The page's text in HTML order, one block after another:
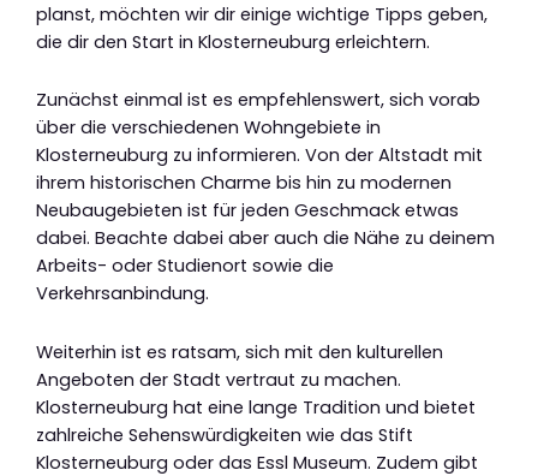
planst, möchten wir dir einige wichtige Tipps geben,
die dir den Start in Klosterneuburg erleichtern.
Zunächst einmal ist es empfehlenswert, sich vorab
über die verschiedenen Wohngebiete in
Klosterneuburg zu informieren. Von der Altstadt mit
ihrem historischen Charme bis hin zu modernen
Neubaugebieten ist für jeden Geschmack etwas
dabei. Beachte dabei aber auch die Nähe zu deinem
Arbeits- oder Studienort sowie die
Verkehrsanbindung.
Weiterhin ist es ratsam, sich mit den kulturellen
Angeboten der Stadt vertraut zu machen.
Klosterneuburg hat eine lange Tradition und bietet
zahlreiche Sehenswürdigkeiten wie das Stift
Klosterneuburg oder das Essl Museum. Zudem gibt